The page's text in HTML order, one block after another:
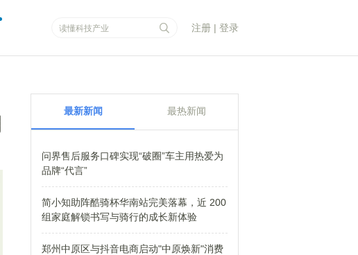
注册 | 登录
最新新闻 最热新闻
问界售后服务口碑实现“破圈”车主用热爱为
品牌“代言”
简小知助阵酷骑杯华南站完美落幕，近 200
组家庭解锁书写与骑行的成长新体验
郑州中原区与抖音电商启动"中原焕新"消费